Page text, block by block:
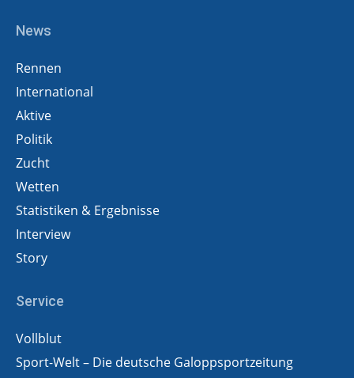
News
Rennen
International
Aktive
Politik
Zucht
Wetten
Statistiken & Ergebnisse
Interview
Story
Service
Vollblut
Sport-Welt – Die deutsche Galoppsportzeitung